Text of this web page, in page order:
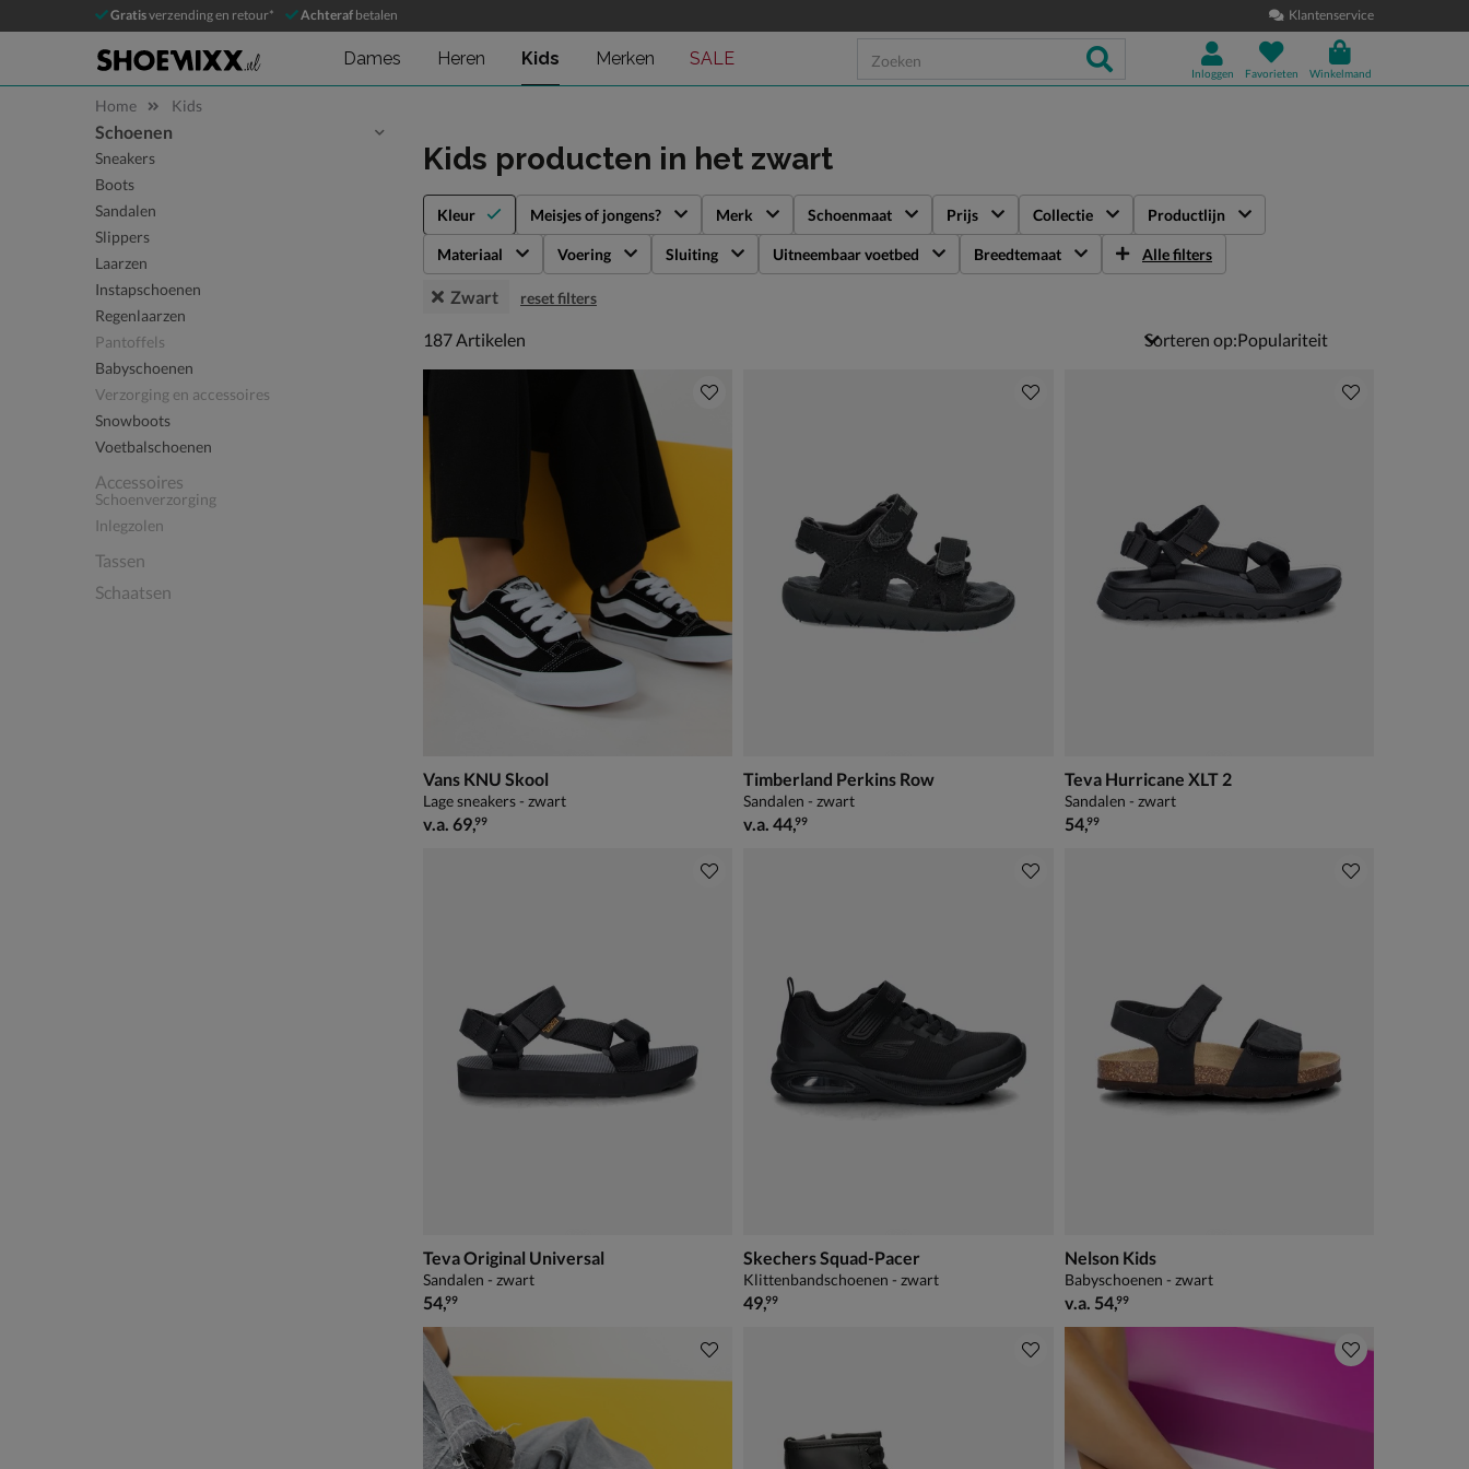
Gratisverzending en retour* Achteraf betalen Klantenservice
Dames Heren Kids Merken SALE
Inloggen Favorieten Winkelmand
Home Kids
Sla categorieën over
Schoenen
Sneakers
Boots
Sandalen
Slippers
Laarzen
Instapschoenen
Regenlaarzen
Pantoffels
Babyschoenen
Verzorging en accessoires
Snowboots
Voetbalschoenen
Accessoires
Schoenverzorging
Inlegzolen
Tassen
Schaatsen
Kids producten in het zwart
Kleur Meisjes of jongens? Merk Schoenmaat Prijs Collectie Productlijn
Materiaal Voering Sluiting Uitneembaar voetbed Breedtemaat Alle filters
Zwart reset filters
187 artikelen
187Artikelen Sorteren op:
Vans KNU Skool
Lage sneakers - zwart
vanaf € 69,99
v.a. 69,99
Timberland Perkins Row
Sandalen - zwart
vanaf € 44,99
v.a. 44,99
Teva Hurricane XLT 2
Sandalen - zwart
€ 54,99
54,99
Teva Original Universal
Sandalen - zwart
€ 54,99
54,99
Skechers Squad-Pacer
Klittenbandschoenen - zwart
€ 49,99
49,99
Nelson Kids
Babyschoenen - zwart
vanaf € 54,99
v.a. 54,99